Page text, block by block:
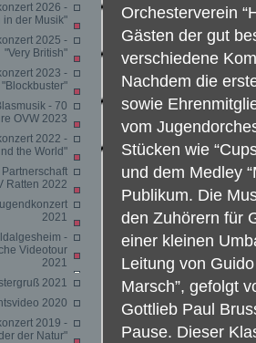
2026 -
in der Musik"
2025 -
"Very British"
2023 -
"Blockbuster"
- 70
OVW 2023
2022 -
the World"
Ratten 2022
2021
-
Videotour
2021
2021
2020
2019 -
der Natur"
Orchesterverein
Gästen der gut
verschiedene
Nachdem die
sowie
vom
Stücken wie
und dem Medley
Publikum. Die
den Zuhörern für
einer kleinen
Leitung von
Marsch”, gefolgt
Gottlieb Paul
Pause. Dieser